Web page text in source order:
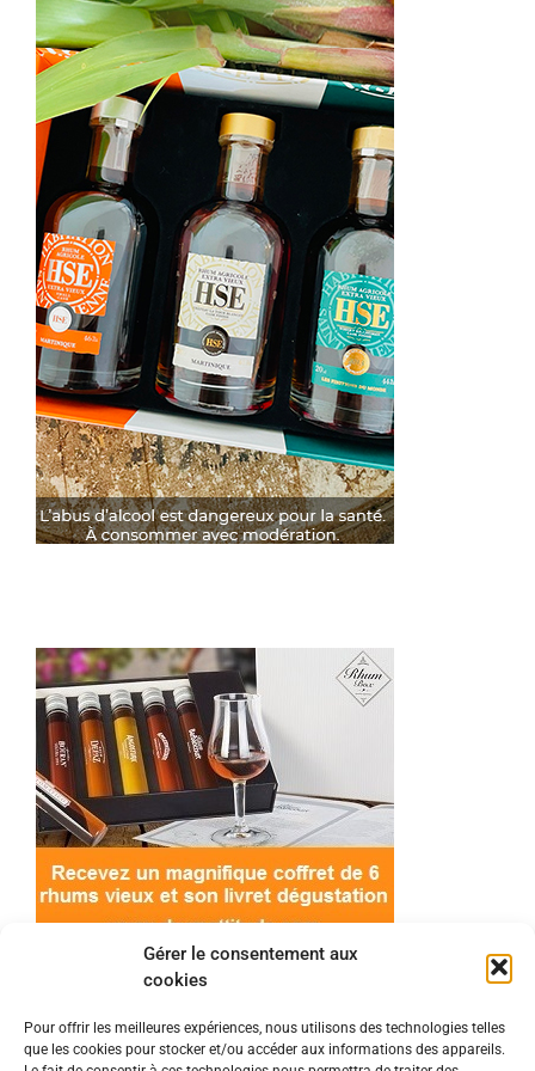
Gérer le consentement aux
cookies
Pour offrir les meilleures expériences, nous utilisons des technologies telles
que les cookies pour stocker et/ou accéder aux informations des appareils.
© 2022 Meilleur-rhum.net - Tous droits réservés